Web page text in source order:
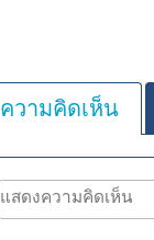
ความคิดเห็น